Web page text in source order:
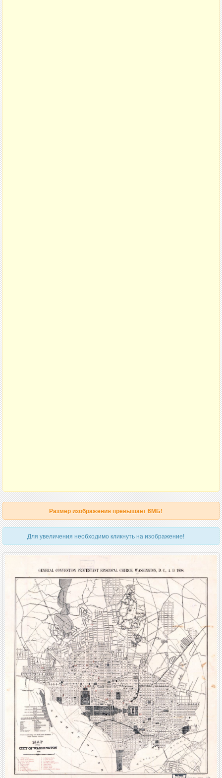
Размер изображения превышает 6МБ!
Для увеличения необходимо кликнуть на изображение!